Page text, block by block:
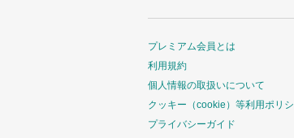
プレミアム会員とは
利用規約
個人情報の取扱いについて
クッキー（cookie）等利用ポリ
プライバシーガイド